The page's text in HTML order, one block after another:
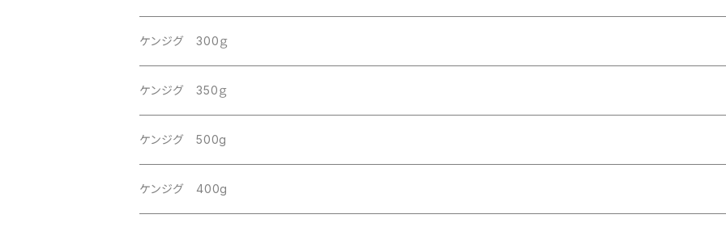
ケンジグ 300ｇ
ケンジグ 350ｇ
ケンジグ 500g
ケンジグ 400g